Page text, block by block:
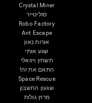
Crystal Miner
סוליטייר
Robo Factory
Ant Escape
אורות נאון
שגע אותי
תשחץ ויזואלי
התאם את זה!
Space Rescue
שגעון החשבון
מרוץ גולות